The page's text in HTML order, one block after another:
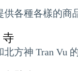
各種各樣的商
方神 Tran Vu